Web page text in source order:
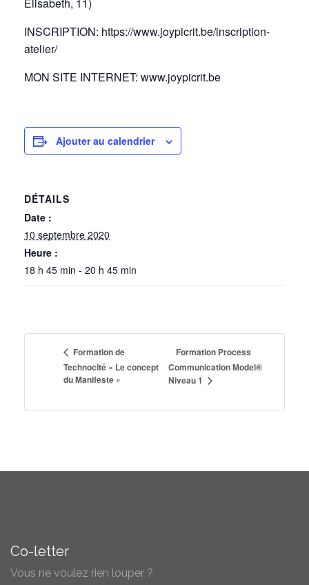
Elisabeth, 11)
INSCRIPTION: https://www.joypicrit.be/inscription-
atelier/
MON SITE INTERNET: www.joypicrit.be
Ajouter au calendrier
DÉTAILS
Date :
10 septembre 2020
Heure :
18 h 45 min - 20 h 45 min
Formation de
Technocité « Le concept
du Manifeste »
Formation Process
Communication Model®
Niveau 1
Co-letter
Vous ne voulez rien louper ?